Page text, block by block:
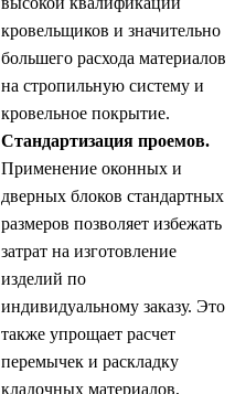
кровельщиков и значительно
большего расхода материалов
на стропильную систему и
кровельное покрытие.
Стандартизация проемов.
Применение оконных и
дверных блоков стандартных
размеров позволяет избежать
затрат на изготовление
изделий по
индивидуальному заказу. Это
также упрощает расчет
перемычек и раскладку
кладочных материалов,